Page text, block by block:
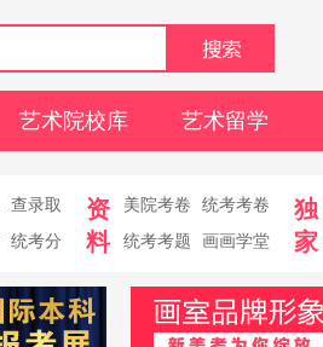
艺术院校库 艺术留学
查录取
统考分
资
料
美院考卷
统考考卷
统考考题
画画学堂
独
家